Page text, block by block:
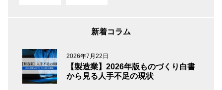
新着コラム
2026年7月22日
【製造業】2026年版ものづくり白書
から見る人手不足の現状